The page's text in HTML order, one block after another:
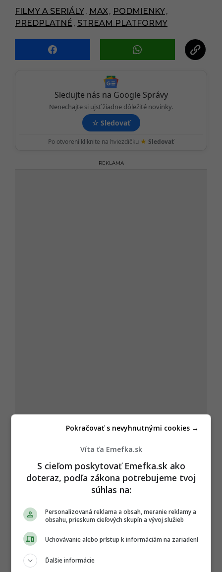
a
g
i
n
a
FILMY A SERIÁLY, MAX, PODMIENKY,
PREDPLATNÉ , STREAM PLATFORMY
Sledujte nás na Google Správy
Nenechajte si ujsť žiadne dôležité novinky.
☆ Sledovať
Po otvorení kliknite na hviezdičku ★ Sledovať
REKLAMA
Filmový a televízny kritik, ktorý v EMEFKA uplatňuje
svoje vzdelanie z Vysokej školy múzických umení v
Víta ťa Emefka.sk
S cieľom poskytovať Emefka.sk ako
doteraz, podľa zákona potrebujeme tvoj
súhlas na:
Personalizovaná reklama a obsah, meranie reklamy a
obsahu, prieskum cieľových skupín a vývoj služieb
Uchovávanie alebo prístup k informáciám na zariadení
Ďalšie informácie
Pokračovať s nevyhnutnými cookies →